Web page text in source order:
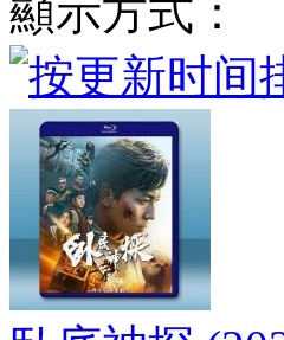
顯示方式：